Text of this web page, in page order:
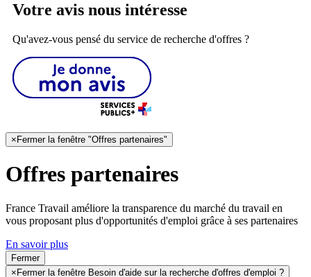
Votre avis nous intéresse
Qu'avez-vous pensé du service de recherche d'offres ?
× Fermer la fenêtre "Offres partenaires"
Offres partenaires
France Travail améliore la transparence du marché du travail en
vous proposant plus d'opportunités d'emploi grâce à ses partenaires
En savoir plus
Fermer
× Fermer la fenêtre Besoin d'aide sur la recherche d'offres d'emploi ?